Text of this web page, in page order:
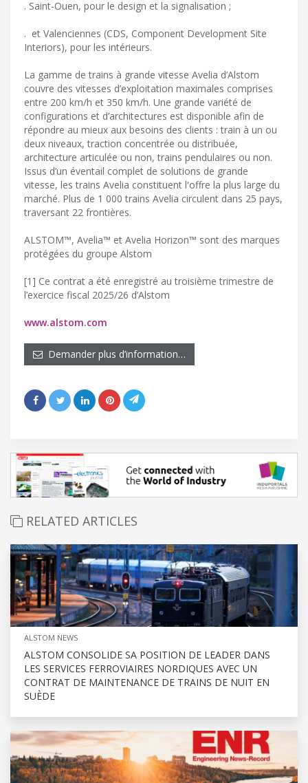
. Saint-Ouen, pour le design et la signalisation ;
. et Valenciennes (CDS, Component Development Site
Interiors), pour les intérieurs.
La gamme de trains à grande vitesse Avelia d’Alstom
couvre des vitesses d’exploitation maximales comprises
entre 200 km/h et 350 km/h. Une grande variété de
configurations et d’architectures est disponible afin de
répondre au mieux aux besoins des clients : train à un ou
deux niveaux, traction concentrée ou distribuée,
architecture articulée ou non, trains pendulaires ou non.
Issus d’un éventail complet de solutions de grande
vitesse, les trains Avelia constituent l'offre la plus large du
marché. Plus de 1 000 trains Avelia circulent dans 25 pays,
traversant 22 frontières.
ALSTOM™, Avelia™ et Avelia Horizon™ sont des marques
protégées du groupe Alstom
[1] Ce contrat a été enregistré au troisième trimestre de
l’exercice fiscal 2025/26 d’Alstom
www.alstom.com
Demander plus d’information…
RELATED ARTICLES
ALSTOM NEWS
ALSTOM CONSOLIDE SA POSITION DE LEADER DANS
LES SERVICES FERROVIAIRES NORDIQUES AVEC UN
CONTRAT DE MAINTENANCE DE TRAINS DE NUIT EN
SUÈDE